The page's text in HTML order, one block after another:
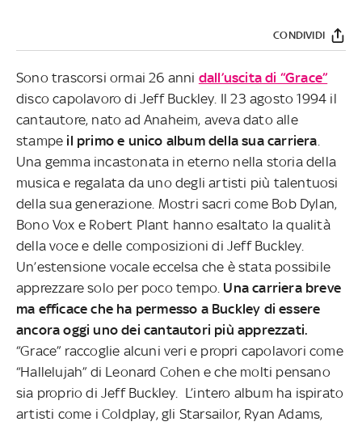
CONDIVIDI
Sono trascorsi ormai 26 anni dall’uscita di “Grace”
disco capolavoro di Jeff Buckley. Il 23 agosto 1994 il
cantautore, nato ad Anaheim, aveva dato alle
stampe il primo e unico album della sua carriera.
Una gemma incastonata in eterno nella storia della
musica e regalata da uno degli artisti più talentuosi
della sua generazione. Mostri sacri come Bob Dylan,
Bono Vox e Robert Plant hanno esaltato la qualità
della voce e delle composizioni di Jeff Buckley.
Un’estensione vocale eccelsa che è stata possibile
apprezzare solo per poco tempo. Una carriera breve
ma efficace che ha permesso a Buckley di essere
ancora oggi uno dei cantautori più apprezzati.
“Grace” raccoglie alcuni veri e propri capolavori come
“Hallelujah” di Leonard Cohen e che molti pensano
sia proprio di Jeff Buckley. L’intero album ha ispirato
artisti come i Coldplay, gli Starsailor, Ryan Adams,